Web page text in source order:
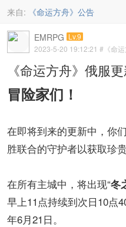
来自: 《命运方舟》公告
EMRPG Lv.9
2023-5-20 19:12:21 #《命
《命运方舟》俄服
冒险家们！
在即将到来的更新中，你
胜联合的守护者以获取珍
在所有主城中，将出现“冬
早上11点持续到次日10点
年6月21日。